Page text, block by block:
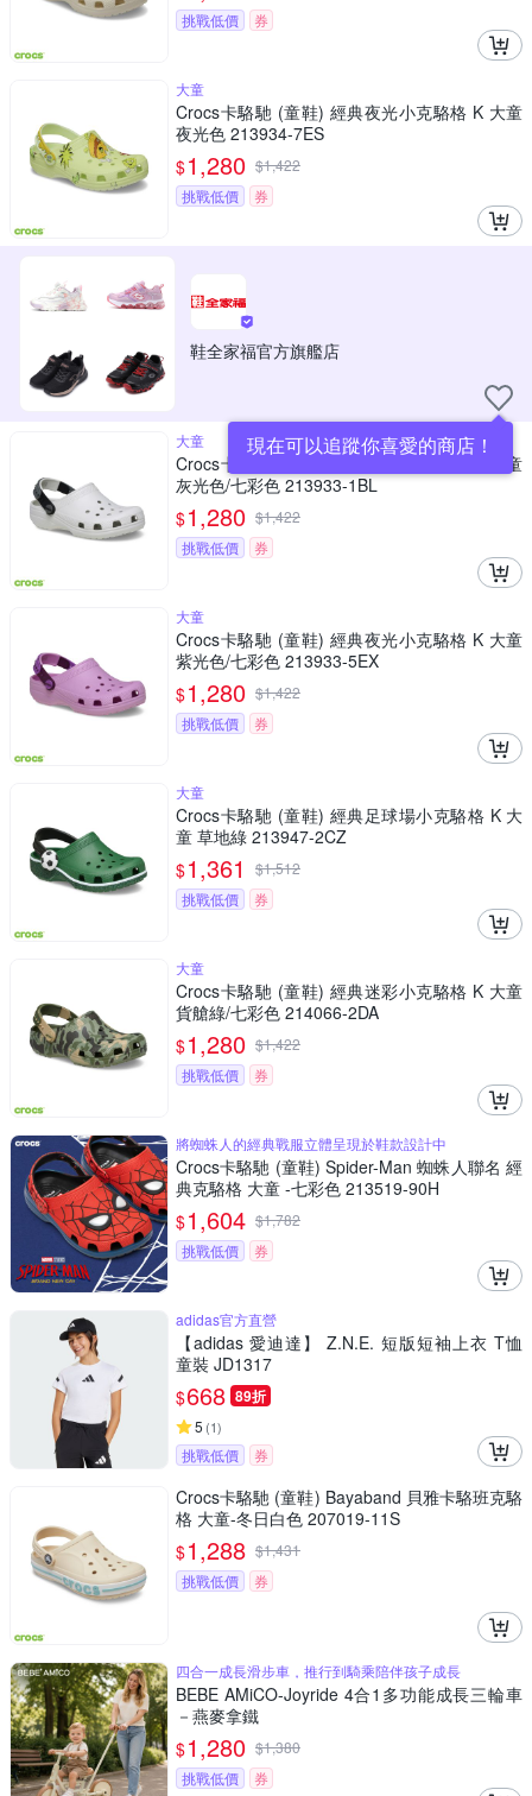
挑戰低價 券
大童
Crocs卡駱馳 (童鞋) 經典夜光小克駱格 K 大童
夜光色 213934-7ES
$1,280 $1,422
挑戰低價
券
鞋全家福官方旗艦店
現在可以追蹤你喜愛的商店！
大童
Crocs卡駱馳 (童鞋) 經典夜光小克駱格 K 大童
灰光色/七彩色 213933-1BL
$1,280 $1,422
挑戰低價
券
大童
Crocs卡駱馳 (童鞋) 經典夜光小克駱格 K 大童
紫光色/七彩色 213933-5EX
$1,280 $1,422
挑戰低價
券
大童
Crocs卡駱馳 (童鞋) 經典足球場小克駱格 K 大
童 草地綠 213947-2CZ
$1,361 $1,512
挑戰低價
券
大童
Crocs卡駱馳 (童鞋) 經典迷彩小克駱格 K 大童
貨艙綠/七彩色 214066-2DA
$1,280 $1,422
挑戰低價
券
將蜘蛛人的經典戰服立體呈現於鞋款設計中
Crocs卡駱馳 (童鞋) Spider-Man 蜘蛛人聯名 經
典克駱格 大童 -七彩色 213519-90H
$1,604 $1,782
挑戰低價
券
adidas官方直營
【adidas 愛迪達】 Z.N.E. 短版短袖上衣 T恤
童裝 JD1317
$668 89折
5 (1)
挑戰低價 券
Crocs卡駱馳 (童鞋) Bayaband 貝雅卡駱班克駱
格 大童-冬日白色 207019-11S
$1,288 $1,431
挑戰低價
券
四合一成長滑步車，推行到騎乘陪伴孩子成長
BEBE AMiCO-Joyride 4合1多功能成長三輪車
－燕麥拿鐵
$1,280 $1,380
挑戰低價
券